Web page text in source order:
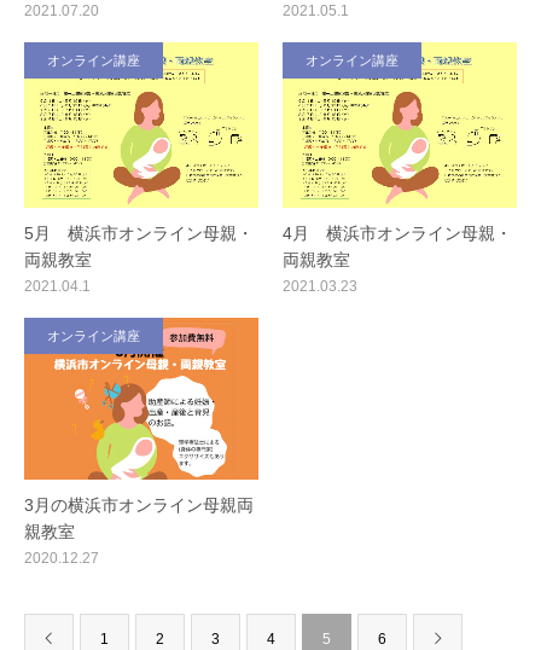
2021.07.20 2021.05.1
オンライン講座
5月 横浜市オンライン母親・
両親教室
2021.04.1
オンライン講座
4月 横浜市オンライン母親・
両親教室
2021.03.23
オンライン講座
3月の横浜市オンライン母親両
親教室
2020.12.27
1 2 3 4 5 6